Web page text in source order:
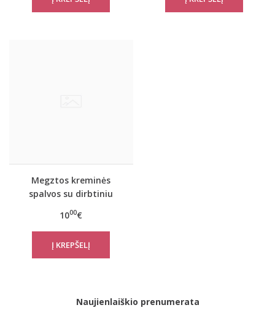
Megztos kreminės
spalvos su dirbtiniu
dvigubos pirštinės
GL004-3 Heart
1000€
Naujienlaiškio prenumerata